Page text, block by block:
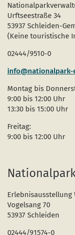
Urftseestraße 34
53937 Schleiden-
(Keine touristische
02444/9510-0
info@nationalpark-
Montag bis
9:00 bis 12:00 Uhr
13:30 bis 15:00 Uhr
Freitag:
9:00 bis 12:00 Uhr
Erlebnisausstellung
Vogelsang 70
53937 Schleiden
02444/91574-0